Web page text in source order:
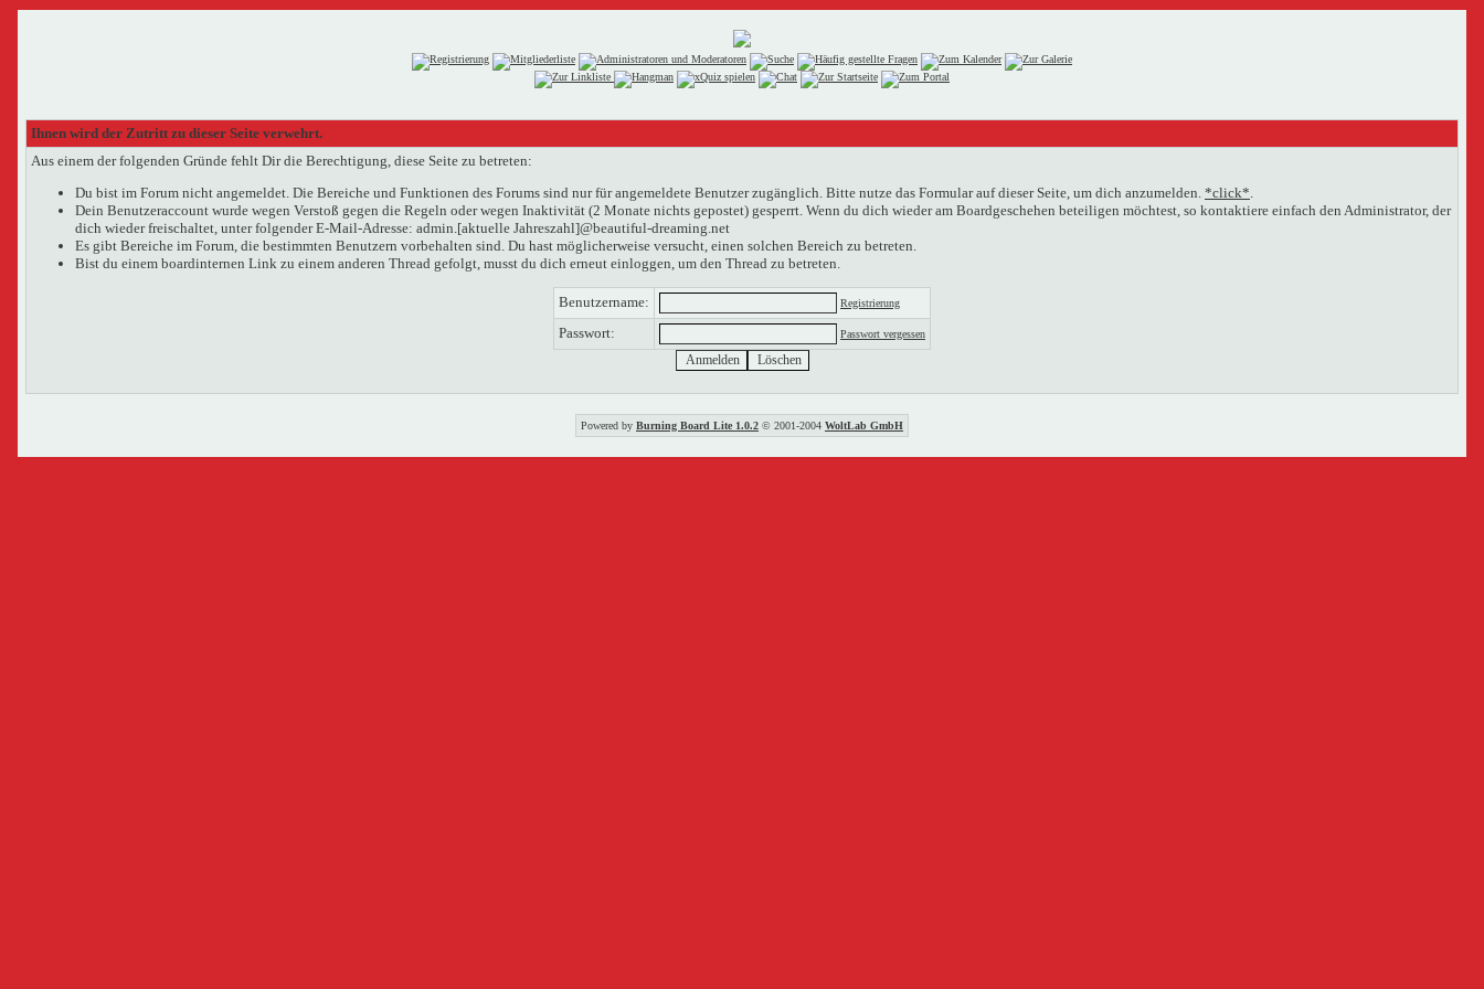
Ihnen wird der Zutritt zu dieser Seite verwehrt.
Aus einem der folgenden Gründe fehlt Dir die Berechtigung, diese Seite zu betreten:
Du bist im Forum nicht angemeldet. Die Bereiche und Funktionen des Forums sind nur für angemeldete Benutzer zugänglich. Bitte nutze das Formular auf dieser Seite, um dich anzumelden. *click*.
Dein Benutzeraccount wurde wegen Verstoß gegen die Regeln oder wegen Inaktivität (2 Monate nichts gepostet) gesperrt. Wenn du dich wieder am Boardgeschehen beteiligen möchtest, so kontaktiere einfach den Administrator, der
dich wieder freischaltet, unter folgender E-Mail-Adresse: admin.[aktuelle Jahreszahl]@beautiful-dreaming.net
Es gibt Bereiche im Forum, die bestimmten Benutzern vorbehalten sind. Du hast möglicherweise versucht, einen solchen Bereich zu betreten.
Bist du einem boardinternen Link zu einem anderen Thread gefolgt, musst du dich erneut einloggen, um den Thread zu betreten.
Benutzername: Registrierung
Passwort: Passwort vergessen
Powered by Burning Board Lite 1.0.2 © 2001-2004 WoltLab GmbH